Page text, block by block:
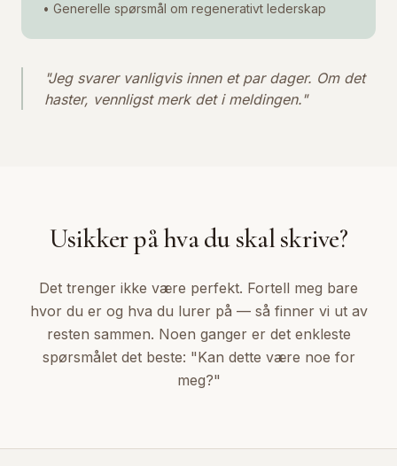
• Generelle spørsmål om regenerativt lederskap
"Jeg svarer vanligvis innen et par dager. Om det
haster, vennligst merk det i meldingen."
Usikker på hva du skal skrive?
Det trenger ikke være perfekt. Fortell meg bare
hvor du er og hva du lurer på — så finner vi ut av
resten sammen. Noen ganger er det enkleste
spørsmålet det beste: "Kan dette være noe for
meg?"